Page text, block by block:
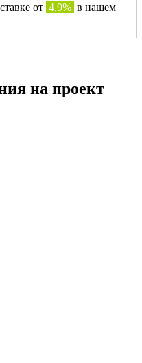
от 4,9% в нашем
на проект